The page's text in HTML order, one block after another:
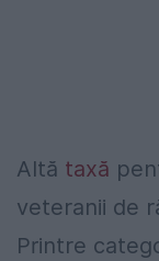
Altă taxă
veteranii de
Printre